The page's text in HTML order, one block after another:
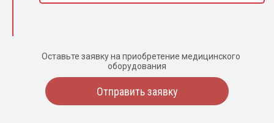
Оставьте заявку на приобретение медицинского
оборудования
Отправить заявку